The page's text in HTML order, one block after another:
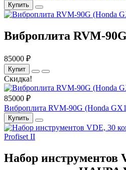
Купить
Виброплита RVM-
85000 ₽
Купит
Скидка!
85000 ₽
Виброплита RVM-90G (Honda
Купить
Набор инструментов